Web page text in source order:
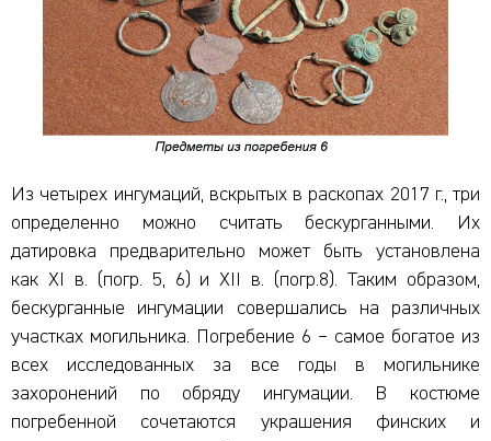
Из четырех ингумаций, вскрытых в раскопах 2017 г., три
определенно можно считать бескурганными. Их
датировка предварительно может быть установлена
как XI в. (погр. 5, 6) и XII в. (погр.8). Таким образом,
бескурганные ингумации совершались на различных
участках могильника. Погребение 6 – самое богатое из
всех исследованных за все годы в могильнике
захоронений по обряду ингумации. В костюме
погребенной сочетаются украшения финских и